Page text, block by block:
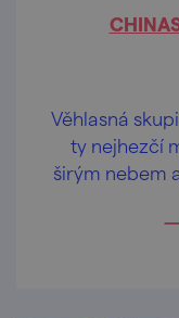
Věhlasná
ty nejhezčí
širým nebem